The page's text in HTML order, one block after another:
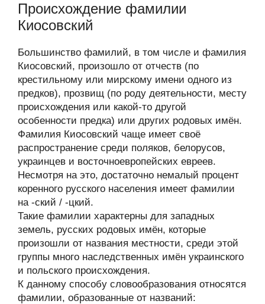
Происхождение фамилии
Киосовский
Большинство фамилий, в том числе и фамилия
Киосовский, произошло от отчеств (по
крестильному или мирскому имени одного из
предков), прозвищ (по роду деятельности, месту
происхождения или какой-то другой
особенности предка) или других родовых имён.
Фамилия Киосовский чаще имеет своё
распространение среди поляков, белорусов,
украинцев и восточноевропейских евреев.
Несмотря на это, достаточно немалый процент
коренного русского населения имеет фамилии
на -ский / -цкий.
Такие фамилии характерны для западных
земель, русских родовых имён, которые
произошли от названия местности, среди этой
группы много наследственных имён украинского
и польского происхождения.
К данному способу словообразования относятся
фамилии, образованные от названий: